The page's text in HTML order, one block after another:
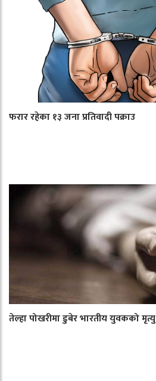
फरार रहेका १३ जना प्रतिवादी पक्राउ
तेल्हा पोखरीमा डुबेर भारतीय युवकको मृत्यु